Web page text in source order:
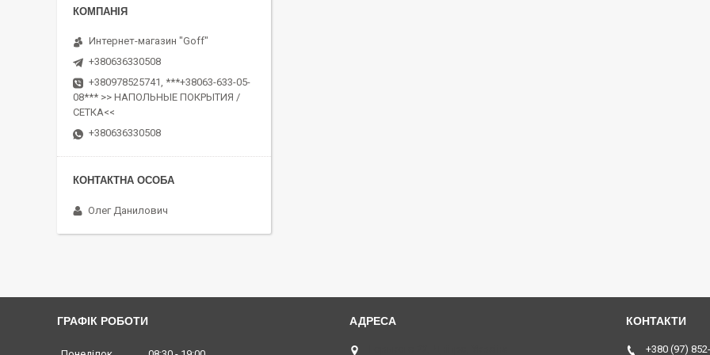
Интернет-магазин "Goff"
+380636330508
+380978525741, ***+38063-633-05-
08*** >> НАПОЛЬНЫЕ ПОКРЫТИЯ /
СЕТКА<<
+380636330508
Олег Данилович
ГРАФІК РОБОТИ
+380 (97)